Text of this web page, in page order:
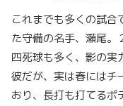
これまでも多くの試合
た守備の名手、瀬尾。
四死球も多く、影の実
彼だが、実は春にはチ
おり、長打も打てるポ